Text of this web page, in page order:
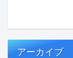
アーカイブ